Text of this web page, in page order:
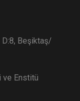
D:8, Beşiktaş/
ve Enstitü